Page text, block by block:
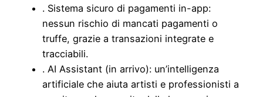
. Sistema sicuro di pagamenti in-app:
nessun rischio di mancati pagamenti o
truffe, grazie a transazioni integrate e
tracciabili.
. AI Assistant (in arrivo): un’intelligenza
artificiale che aiuta artisti e professionisti a